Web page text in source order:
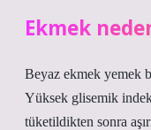
Ekmek
Beyaz ekmek yemek
Yüksek glisemik
tüketildikten sonra